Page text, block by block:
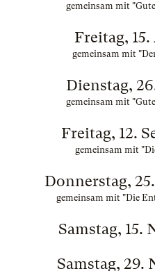
gemeinsam mit
Freitag, 15.
gemeinsam mit
Dienstag,
gemeinsam mit
Freitag, 12.
gemeinsam mit
Donnerstag,
gemeinsam mit "Die
Samstag, 15.
Samstag, 29.